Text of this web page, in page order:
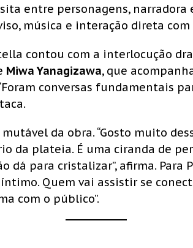
entre personagens, narradora
música e interação direta
contou com a interlocução
Miwa Yanagizawa, que
conversas fundamentais
da obra. “Gosto muito
da plateia. É uma ciranda de
dá para cristalizar”, afirma. Para
Quem vai assistir se
com o público”.